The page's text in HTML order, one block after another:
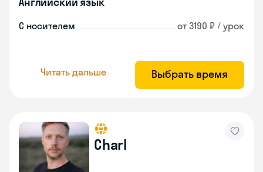
С носителем от 3190 ₽ / урок
Читать дальше Выбрать время
Charl